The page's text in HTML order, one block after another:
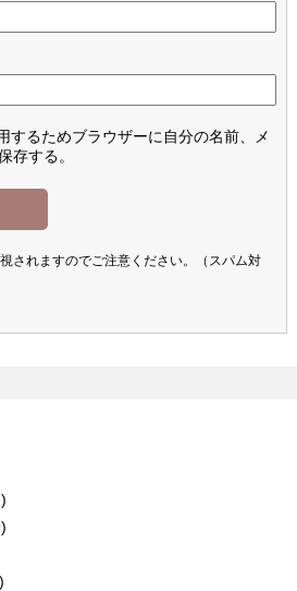
するためブラウザーに自分の名前、メ
存する。
されますのでご注意ください。（スパム対